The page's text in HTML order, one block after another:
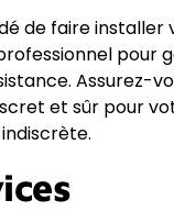
de faire
pour
Assurez-
et sûr pour